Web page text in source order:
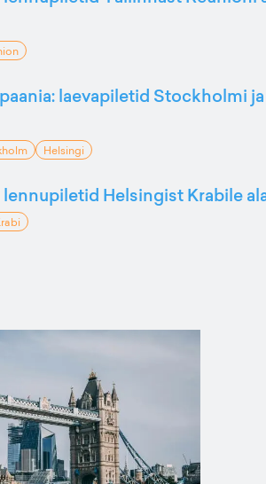
laevapiletid Stockholmi
Helsingi
lennupiletid Helsingist Krabile